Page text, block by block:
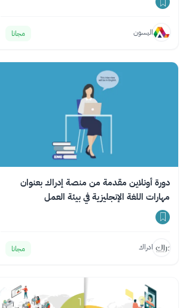
اليسون مجانا
دورة أونلاين مقدمة من منصة إدراك بعنوان
مهارات اللغة الإنجليزية في بيئة العمل
ادراك مجانا